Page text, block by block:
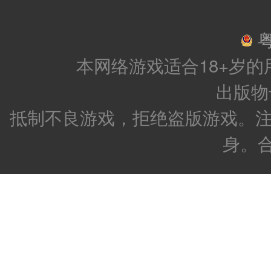
本网络游戏适合18+岁
出版
抵制不良游戏，拒绝盗版游戏。
身。